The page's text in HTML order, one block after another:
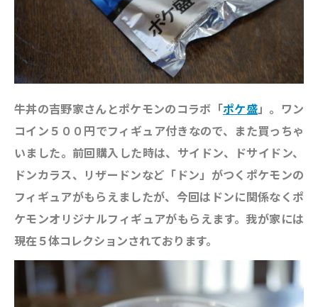
牛丼の吉野家さんとポケモンのコラボ「ポケ盛」。ワン
コイン５００円でフィギュア付きなので、また買っちゃ
いました。前回購入した時は、サイドン、ドサイドン、
ドンカラス、リザードンなど「ドン」がつくポケモンの
フィギュアがもらえましたが、今回はドンに関係なくポ
ケモンオリジナルフィギュアがもらえます。我が家には
現在５体コレクションされております。